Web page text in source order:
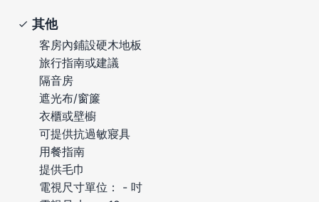
其他
客房內鋪設硬木地板
旅行指南或建議
隔音房
遮光布/窗簾
衣櫃或壁櫥
可提供抗過敏寢具
用餐指南
提供毛巾
電視尺寸單位： - 吋